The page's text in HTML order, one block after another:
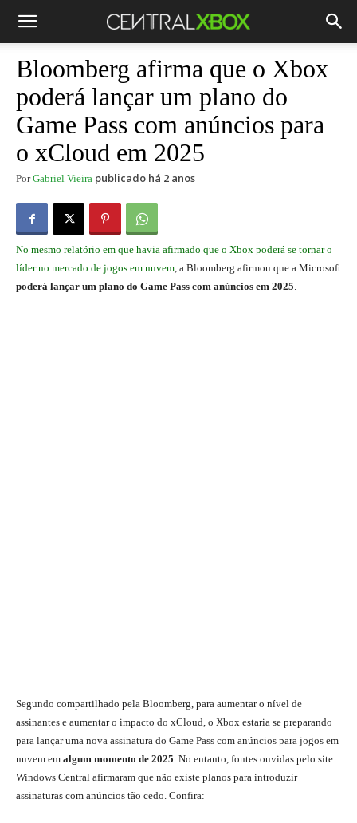
Bloomberg afirma que o Xbox
poderá lançar um plano do
Game Pass com anúncios para
o xCloud em 2025
Por Gabriel Vieira publicado há 2 anos
No mesmo relatório em que havia afirmado que o Xbox poderá se tornar o
líder no mercado de jogos em nuvem, a Bloomberg afirmou que a Microsoft
poderá lançar um plano do Game Pass com anúncios em 2025.
Segundo compartilhado pela Bloomberg, para aumentar o nível de
assinantes e aumentar o impacto do xCloud, o Xbox estaria se preparando
para lançar uma nova assinatura do Game Pass com anúncios para jogos em
nuvem em algum momento de 2025. No entanto, fontes ouvidas pelo site
Windows Central afirmaram que não existe planos para introduzir
assinaturas com anúncios tão cedo. Confira: